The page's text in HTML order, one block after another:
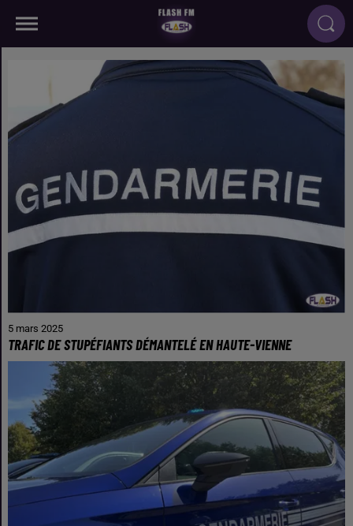
5 mars 2025
TRAFIC DE STUPÉFIANTS DÉMANTELÉ EN HAUTE-VIENNE